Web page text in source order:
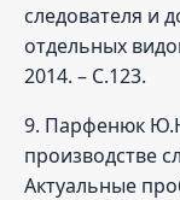
следователя и
отдельных
2014. – С.123.
9. Парфенюк
производстве
Актуальные